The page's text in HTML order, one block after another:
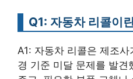
Q1: 자동차 리콜이
A1: 자동차 리콜은 제조
경 기준 미달 문제를 발견